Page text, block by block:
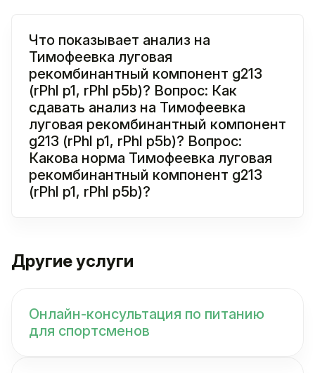
Что показывает анализ на
Тимофеевка луговая
рекомбинантный компонент g213
(rPhl p1, rPhl p5b)? Вопрос: Как
сдавать анализ на Тимофеевка
луговая рекомбинантный компонент
g213 (rPhl p1, rPhl p5b)? Вопрос:
Какова норма Тимофеевка луговая
рекомбинантный компонент g213
(rPhl p1, rPhl p5b)?
Другие услуги
Онлайн-консультация по питанию
для спортсменов